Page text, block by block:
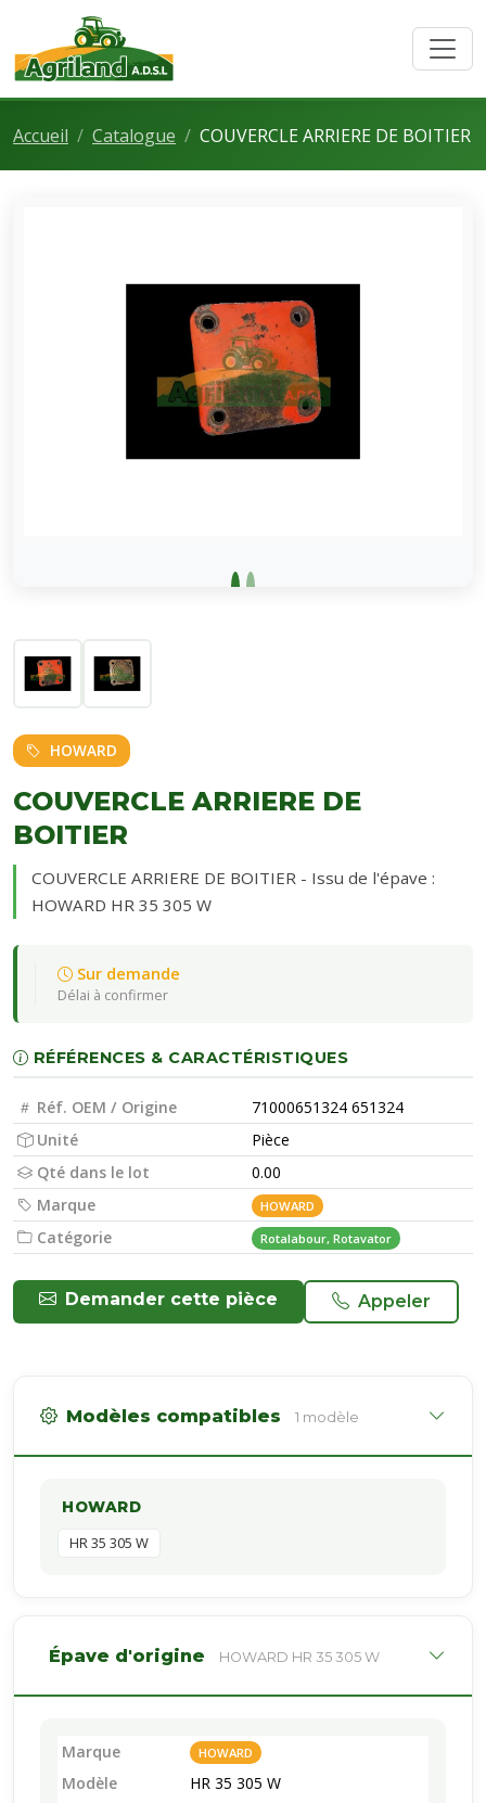
Accueil Catalogue COUVERCLE ARRIERE DE BOITIER
HOWARD
COUVERCLE ARRIERE DE
BOITIER
COUVERCLE ARRIERE DE BOITIER - Issu de l'épave :
HOWARD HR 35 305 W
Sur demande
Délai à confirmer
RÉFÉRENCES & CARACTÉRISTIQUES
Réf. OEM / Origine
71000651324 651324
Unité
Pièce
Qté dans le lot
0.00
Marque
HOWARD
Catégorie Rotalabour, Rotavator
Demander cette pièce Appeler
Modèles compatibles 1 modèle
HOWARD
HR 35 305 W
Épave d'origine HOWARD HR 35 305 W
Marque HOWARD
Modèle
HR 35 305 W